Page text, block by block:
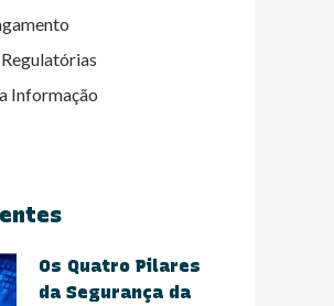
Informação
Os Quatro Pilares
da Segurança da